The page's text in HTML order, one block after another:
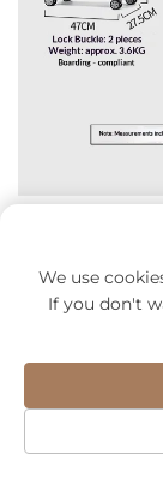
ייצור
We use
If you don't